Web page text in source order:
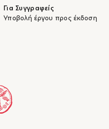
Για Συγγραφείς
Υποβολή έργου προς έκδοση